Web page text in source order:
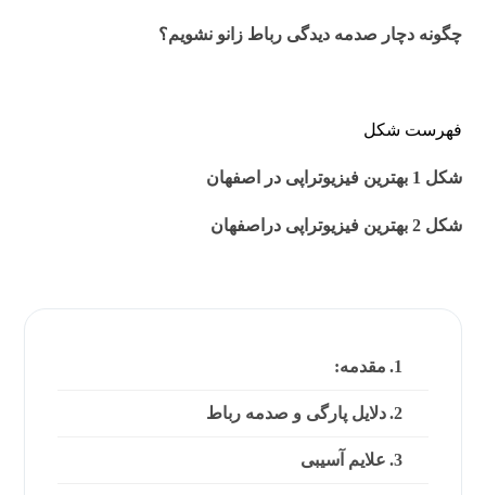
چگونه دچار صدمه دیدگی رباط زانو نشویم؟
فهرست شکل
شکل 1 بهترین فیزیوتراپی در اصفهان
شکل 2 بهترین فیزیوتراپی دراصفهان
مقدمه:
دلایل پارگی و صدمه رباط
علایم آسیبی